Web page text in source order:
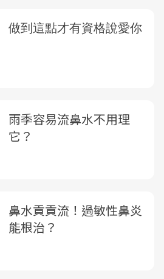
雨季容易流鼻水不用理
它？
鼻水貢貢流！過敏性鼻炎
能根治？